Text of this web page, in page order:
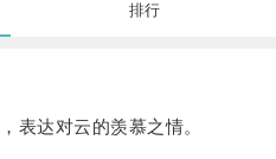
排行
达对云的羡慕之情。